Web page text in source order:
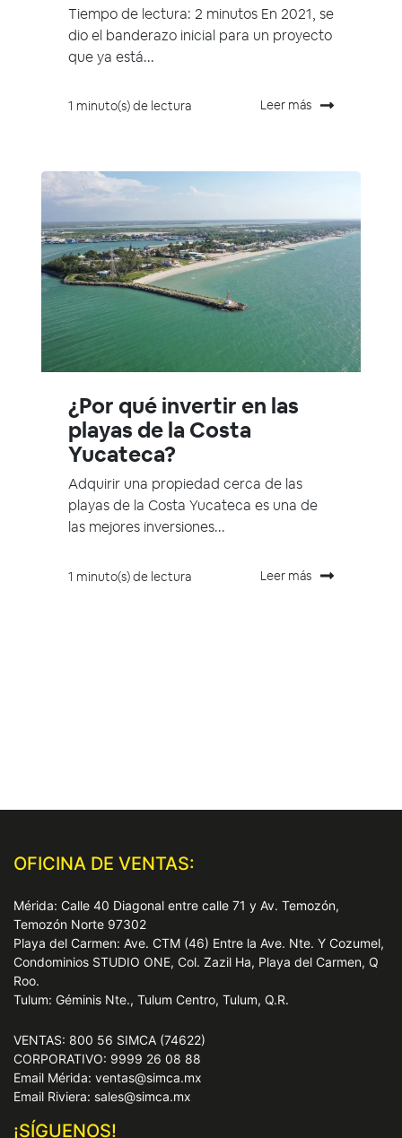
Tiempo de lectura: 2 minutos En 2021, se
dio el banderazo inicial para un proyecto
que ya está...
1 minuto(s) de lectura Leer más
¿Por qué invertir en las
playas de la Costa
Yucateca?
Adquirir una propiedad cerca de las
playas de la Costa Yucateca es una de
las mejores inversiones...
1 minuto(s) de lectura Leer más
OFICINA DE VENTAS:
Mérida: Calle 40 Diagonal entre calle 71 y Av. Temozón,
Temozón Norte 97302
Playa del Carmen: Ave. CTM (46) Entre la Ave. Nte. Y Cozumel,
Condominios STUDIO ONE, Col. Zazil Ha, Playa del Carmen, Q
Roo.
Tulum: Géminis Nte., Tulum Centro, Tulum, Q.R.
VENTAS: 800 56 SIMCA (74622)
CORPORATIVO: 9999 26 08 88
Email Mérida: ventas@simca.mx
Email Riviera: sales@simca.mx
¡SÍGUENOS!